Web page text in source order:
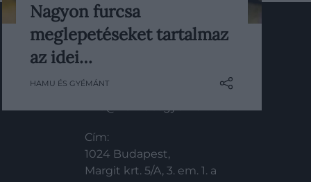
Az Oscar-ajándékcsomag – amelyet
minden évben a jelöltek
megkapnak, függetlenül attól, hogy
lesz mindenféle drágábbnál drágább
Nagyon furcsa
meglepetéseket tartalmaz
az idei…
HAMU ÉS GYÉMÁNT
KAPCSOLAT
Email:
Cím:
1024 Budapest,
Margit krt. 5/A, 3. em. 1. a